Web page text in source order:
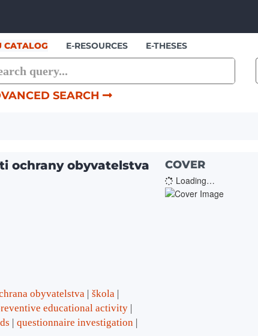
CATALOG E-RESOURCES E-THESES
SEARCH
ochrany obyvatelstva
obyvatelstva
škola
educational activity
questionnaire investigation
COVER
Loading…